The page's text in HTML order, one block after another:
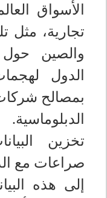
الأسواق
تجارية، مثل
والصين
الدول
بمصالح
الدبلوماسية.
تخزين
صراعات مع
إلى هذه